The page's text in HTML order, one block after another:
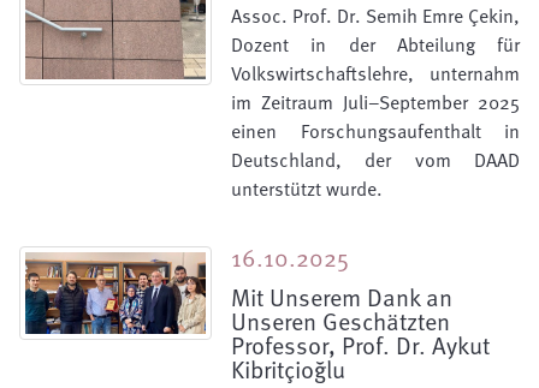
Assoc. Prof. Dr. Semih Emre Çekin,
Dozent in der Abteilung für
Volkswirtschaftslehre, unternahm
im Zeitraum Juli–September 2025
einen Forschungsaufenthalt in
Deutschland, der vom DAAD
unterstützt wurde.
16.10.2025
Mit Unserem Dank an
Unseren Geschätzten
Professor, Prof. Dr. Aykut
Kibritçioğlu